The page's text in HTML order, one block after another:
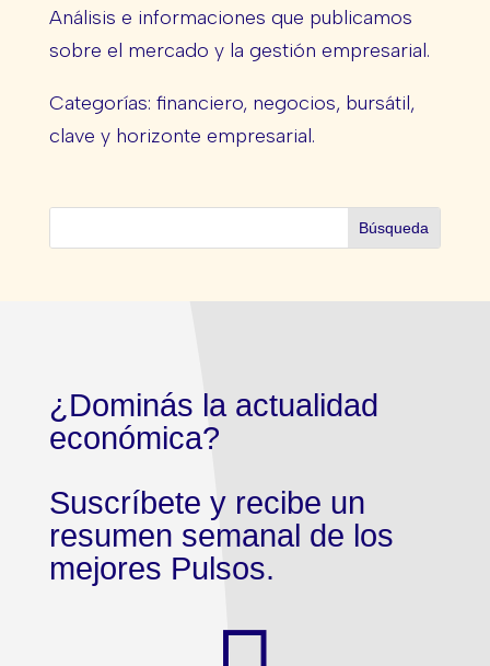
Análisis e informaciones que publicamos
sobre el mercado y la gestión empresarial.
Categorías: financiero, negocios, bursátil,
clave y horizonte empresarial.
¿Dominás la actualidad
económica?
Suscríbete y recibe un
resumen semanal de los
mejores Pulsos.